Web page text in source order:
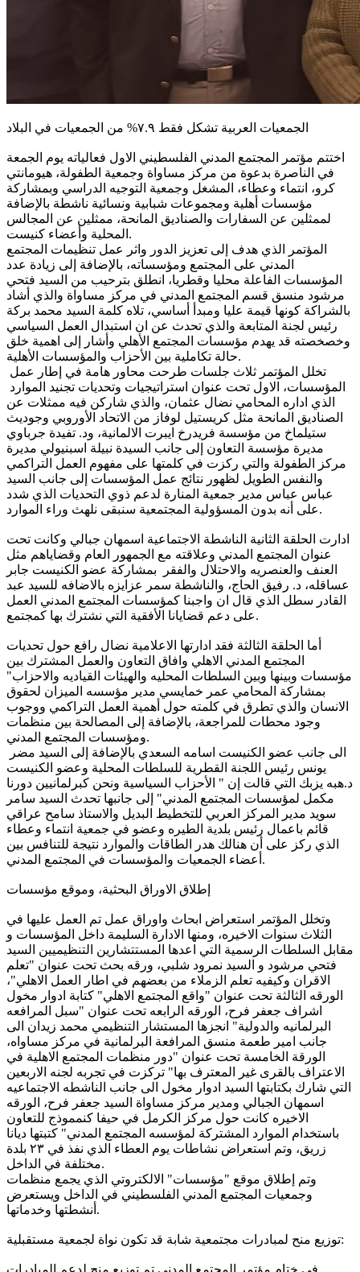
الجمعيات العربية تشكل فقط ٧.٩% من الجمعيات في البلاد
اختتم مؤتمر المجتمع المدني الفلسطيني الاول فعالياته يوم الجمعة
في الناصرة بدعوة من مركز مساواة وجمعية الطفولة، هيومانتي
كرو، انتماء وعطاء، المشغل وجمعية التوجيه الدراسي وبمشاركة
مؤسسات أهلية ومجموعات شبابية ونسائية ناشطة بالإضافة
لممثلين عن السفارات والصناديق المانحة، ممثلين عن المجالس
المحلية وأعضاء كنيست.
المؤتمر الذي هدف إلى تعزيز الدور واثر عمل تنظيمات المجتمع
المدني على المجتمع ومؤسساته، بالإضافة إلى زيادة عدد
المؤسسات الفاعلة محليا وقطريا، انطلق بترحيب من السيد فتحي
مرشود منسق قسم المجتمع المدني في مركز مساواة والذي أشاد
بالشراكة كونها قيمة عليا ومبدأ أساسي، تلاه كلمة السيد محمد بركة
رئيس لجنة المتابعة والذي تحدث عن ان استبدال العمل السياسي
وخصخصته قد يهدم مؤسسات المجتمع الأهلي وأشار إلى اهمية خلق
حالة تكاملية بين الأحزاب والمؤسسات الأهلية.
المؤسسات، الاول تحت عنوان استراتيجيات وتحديات تجنيد الموارد
الذي اداره المحامي نضال عثمان، والذي شاركن فيه ممثلات عن
الصناديق المانحة مثل كريستيل لوفاز من الاتحاد الأوروبي وجوديث
ستيلماخ من مؤسسة فريدرخ ايبرت الالمانية، ود. تفيدة جرباوي
مديرة مؤسسة التعاون إلى جانب السيدة نبيلة اسبنيولي مديرة
مركز الطفولة والتي ركزت في كلمتها على مفهوم العمل التراكمي
والنفس الطويل لظهور نتائج عمل المؤسسات إلى جانب السيد
عباس عباس مدير جمعية المنارة لدعم ذوي التحديات الذي شدد
على أنه بدون المسؤولية المجتمعية سنبقى نلهث وراء الموارد.
ادارت الحلقة الثانية الناشطة الاجتماعية اسمهان جبالي وكانت تحت
عنوان المجتمع المدني وعلاقته مع الجمهور العام وقضاياهم مثل
العنف والعنصريه والاحتلال والفقر بمشاركة عضو الكنيست جابر
عساقله، د. رفيق الحاج، والناشطة سمر عزايزه بالاضافه للسيد عبد
القادر سطل الذي قال ان واجبنا كمؤسسات المجتمع المدني العمل
على دعم قضايانا الأفقية التي نشترك بها كمجتمع.
أما الحلقة الثالثة فقد ادارتها الاعلامية نضال رافع حول تحديات
المجتمع المدني الاهلي وافاق التعاون والعمل المشترك بين
مؤسسات وبينها وبين السلطات المحليه والهيئات القياديه والاحزاب"
بمشاركة المحامي عمر خمايسي مدير مؤسسه الميزان لحقوق
الانسان والذي تطرق في كلمته حول أهمية العمل التراكمي ووجوب
وجود محطات للمراجعة، بالإضافة إلى المصالحة بين منظمات
ومؤسسات المجتمع المدني.
يونس رئيس اللجنة القطرية للسلطات المحلية وعضو الكنيست
د.هبه يزبك التي قالت إن " الأحزاب السياسية ونحن كبرلمانيين دورنا
مكمل لمؤسسات المجتمع المدني" إلى جانبها تحدث السيد سامر
سويد مدير المركز العربي للتخطيط البديل والاستاذ سامح عراقي
قائم باعمال رئيس بلدية الطيره وعضو في جمعية انتماء وعطاء
الذي ركز على أن هنالك هدر الطاقات والموارد نتيجة للتنافس بين
أعضاء الجمعيات والمؤسسات في المجتمع المدني.
إطلاق الاوراق البحثية، وموقع مؤسسات
وتخلل المؤتمر استعراض ابحاث واوراق عمل تم العمل عليها في
الثلاث سنوات الاخيره، ومنها الادارة السليمة داخل المؤسسات و
مقابل السلطات الرسمية التي اعدها المستتشارين التنظيميين السيد
فتحي مرشود و السيد نمرود شلبي، ورقه بحث تحت عنوان "تعلم
الاقران وكيفيه تعلم الزملاء من بعضهم في اطار العمل الاهلي"،
الورقه الثالثة تحت عنوان "واقع المجتمع الاهلي" كتابة ادوار مخول
اشراف جعفر فرح، الورقه الرابعه تحت عنوان "سبل المرافعه
البرلمانيه والدولية" انجزها المستشار التنظيمي محمد زيدان الى
جانب امير طعمة منسق المرافعة البرلمانية في مركز مساواه،
الورقة الخامسة تحت عنوان "دور منظمات المجتمع الاهلية في
الاعتراف بالقرى غير المعترف بها" تركزت في تجربه لجنه الاربعين
التي شارك بكتابتها السيد ادوار مخول الى جانب الناشطه الاجتماعيه
اسمهان الجبالي ومدير مركز مساواة السيد جعفر فرح، الورقه
الاخيره كانت حول مركز الكرمل في حيفا كنمموذج للتعاون
باستخدام الموارد المشتركة لمؤسسه المجتمع المدني" كتبتها ديانا
زريق، وتم استعراض نشاطات يوم العطاء الذي نفذ في ٢٣ بلدة
مختلفة في الداخل.
وتم إطلاق موقع "مؤسسات" الالكتروتي الذي يجمع منظمات
وجمعيات المجتمع المدني الفلسطيني في الداخل ويستعرض
أنشطتها وخدماتها.
توزيع منح لمبادرات مجتمعية شابة قد تكون نواة لجمعية مستقبلية:
في ختام مؤتمر المجتمع المدني تم توزيع منح لدعم المبادرات